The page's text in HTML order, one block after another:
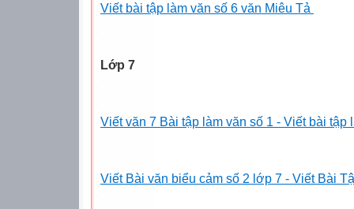
Viết bài tập làm văn số 6 văn Miêu Tả
Lớp 7
Viết văn 7 Bài tập làm văn số 1 - Viết bài tập
Viết Bài văn biểu cảm số 2 lớp 7 - Viết Bài